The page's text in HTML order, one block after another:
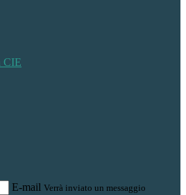
CIE
E-mail Verrà inviato un messaggio